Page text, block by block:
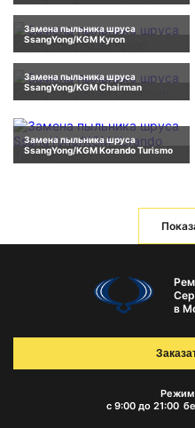
Замена пыльника шруса
SsangYong/KGM Kyron
Замена пыльника шруса
SsangYong/KGM Chairman
Замена пыльника шруса
SsangYong/KGM Korando Turismo
в
Режим
с 9:00 до 21:00